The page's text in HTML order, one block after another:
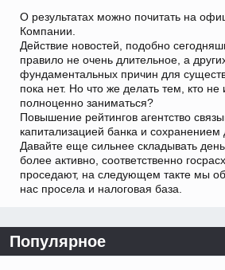
О результатах можно почитать на
Компании.
Действие новостей, подобно
правило не очень длительное, а
фундаментальных причин для
пока нет. Но что же делать тем, кто
полноценно заниматься?
Повышение рейтингов агентство
капитализацией банка и сохранением
Давайте еще сильнее складывать
более активно, соответственно
проседают, на следующем такте мы
нас просела и налоговая база.
Популярное